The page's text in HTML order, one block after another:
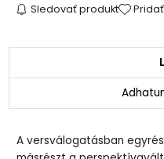
Sledovať produkt
A versválogatásban